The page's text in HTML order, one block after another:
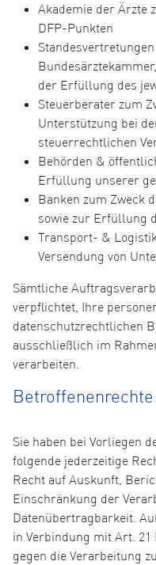
Akademie der Ärzte
DFP-Punkten
der Erfüllung des
Steuerberater zum
Unterstützung bei
steuerrechtlichen
Behörden &
Erfüllung unserer
Banken zum Zweck
sowie zur Erfüllung
Transport- &
Versendung von
Sämtliche
verpflichtet, Ihre
datenschutzrechtlichen
ausschließlich im
verarbeiten.
Sie haben bei Vorliegen
folgende jederzeitige
Recht auf Auskunft,
Einschränkung der
Datenübertragbarkeit.
in Verbindung mit Art. 21
gegen die Verarbeitung